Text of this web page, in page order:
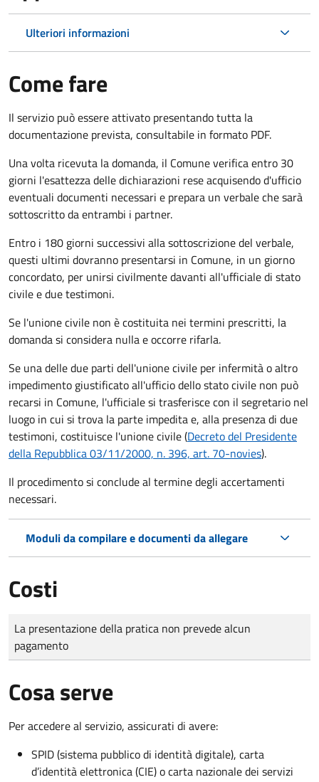
Ulteriori informazioni
Come fare
Il servizio può essere attivato presentando tutta la
documentazione prevista, consultabile in formato PDF.
Una volta ricevuta la domanda, il Comune verifica entro 30
giorni l'esattezza delle dichiarazioni rese acquisendo d'ufficio
eventuali documenti necessari e prepara un verbale che sarà
sottoscritto da entrambi i partner.
Entro i 180 giorni successivi alla sottoscrizione del verbale,
questi ultimi dovranno presentarsi in Comune, in un giorno
concordato, per unirsi civilmentedavanti all'ufficiale di stato
civilee due testimoni.
Se l'unione civile non è costituita nei termini prescritti, la
domanda si considera nulla e occorre rifarla.
Se una delle due parti dell'unione civile per infermità o altro
impedimento giustificato all'ufficio dello stato civile non può
recarsi in Comune, l'ufficiale si trasferisce con il segretario nel
luogo in cui si trova la parte impedita e, alla presenza di due
testimoni, costituisce l'unione civile (Decreto del Presidente
della Repubblica 03/11/2000, n. 396, art. 70-novies).
Il procedimento si conclude al termine degli accertamenti
necessari.
Moduli da compilare e documenti da allegare
Costi
Tipo di pagamento
Importo
La presentazione della pratica non prevede alcun
pagamento
Cosa serve
Per accedere al servizio, assicurati di avere:
SPID (sistema pubblico di identità digitale), carta
d’identità elettronica (CIE) o carta nazionale dei servizi